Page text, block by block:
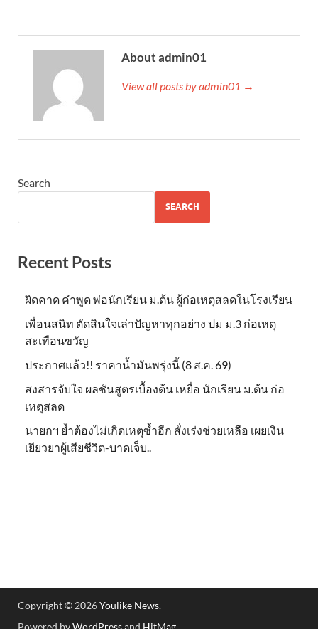
About admin01
View all posts by admin01 →
Search
SEARCH
Recent Posts
ผิดคาด คำพูด พ่อนักเรียน ม.ต้น ผู้ก่อเหตุสลดในโรงเรียน
เพื่อนสนิท ตัดสินใจเล่าปัญหาทุกอย่าง ปม ม.3 ก่อเหตุ
สะเทือนขวัญ
ประกาศแล้ว!! ราคาน้ำมันพรุ่งนี้ (8 ส.ค. 69)
สงสารจับใจ ผลชันสูตรเบื้องต้น เหยื่อ นักเรียน ม.ต้น ก่อ
เหตุสลด
นายกฯ ย้ำต้องไม่เกิดเหตุซ้ำอีก สั่งเร่งช่วยเหลือ เผยเงิน
เยียวยาผู้เสียชีวิต-บาดเจ็บ..
Copyright © 2026Youlike News.
Powered byWordPressand HitMag